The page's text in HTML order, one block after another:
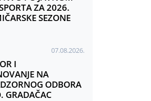
ZA 2026.
SEZONE
07.08.2026.
I
NA
ODBORA
GRADAČAC